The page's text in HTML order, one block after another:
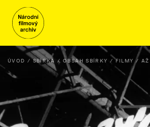
ÚVOD SBÍRKA OBSAH SBÍRKY FILMY